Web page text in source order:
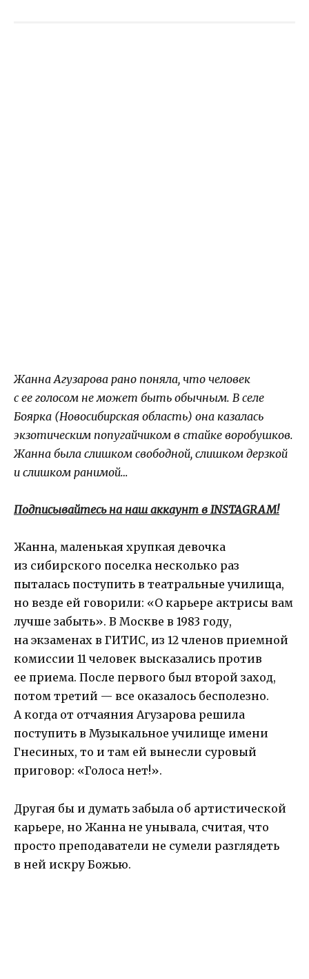
Жанна Агузарова рано поняла, что человек
с ее голосом не может быть обычным. В селе
Боярка (Новосибирская область) она казалась
экзотическим попугайчиком в стайке воробушков.
Жанна была слишком свободной, слишком дерзкой
и слишком ранимой…
Подписывайтесь на наш аккаунт в INSTAGRAM!
Жанна, маленькая хрупкая девочка
из сибирского поселка несколько раз
пыталась поступить в театральные училища,
но везде ей говорили: «О карьере актрисы вам
лучше забыть». В Москве в 1983 году,
на экзаменах в ГИТИС, из 12 членов приемной
комиссии 11 человек высказались против
ее приема. После первого был второй заход,
потом третий — все оказалось бесполезно.
А когда от отчаяния Агузарова решила
поступить в Музыкальное училище имени
Гнесиных, то и там ей вынесли суровый
приговор: «Голоса нет!».
Другая бы и думать забыла об артистической
карьере, но Жанна не унывала, считая, что
просто преподаватели не сумели разглядеть
в ней искру Божью.